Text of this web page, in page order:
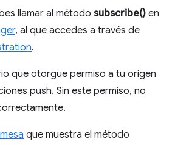
llamar al método subscribe() en
, al que accedes a través de
.
que otorgue permiso a tu origen
push. Sin este permiso, no
que muestra el método